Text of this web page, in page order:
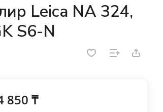
Leica NA 324,
S6-N
850 ₸